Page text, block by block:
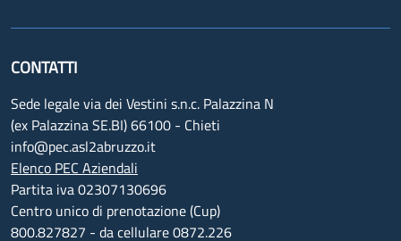
CONTATTI
Sede legale via dei Vestini s.n.c. Palazzina N
(ex Palazzina SE.BI) 66100 - Chieti
info@pec.asl2abruzzo.it
Elenco PEC Aziendali
Partita iva 02307130696
Centro unico di prenotazione (Cup)
800.827827 - da cellulare 0872.226